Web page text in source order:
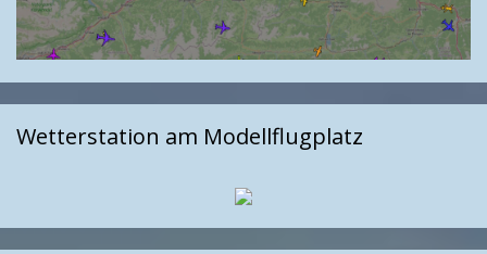
Wetterstation am Modellflugplatz